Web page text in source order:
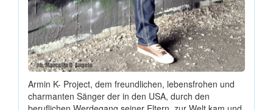
Armin K- Project, dem freundlichen, lebensfrohen und
charmanten Sänger der in den USA, durch den